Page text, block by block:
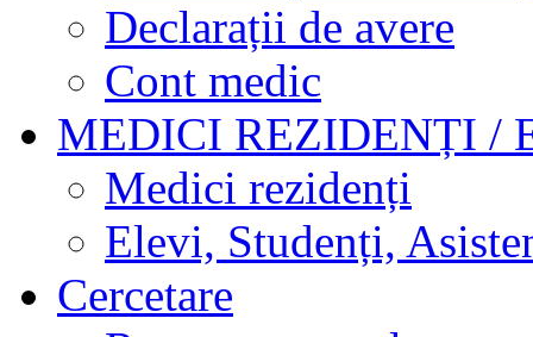
Declarații de avere
Cont medic
MEDICI REZIDENȚI /
Medici rezidenți
Elevi, Studenți,
Cercetare